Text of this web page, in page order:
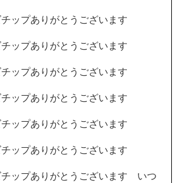
ップありがとうございます
ップありがとうございます
ップありがとうございます
ップありがとうございます
ップありがとうございます
ップありがとうございます
チップありがとうございます いつ